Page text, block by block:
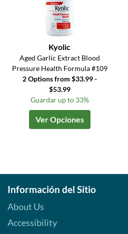
Kyolic
Aged Garlic Extract Blood
Pressure Health Formula #109
2 Options from $33.99 -
$53.99
Guardar up to 33%
Ver Opciones
Información del Sitio
About Us
Accessibility